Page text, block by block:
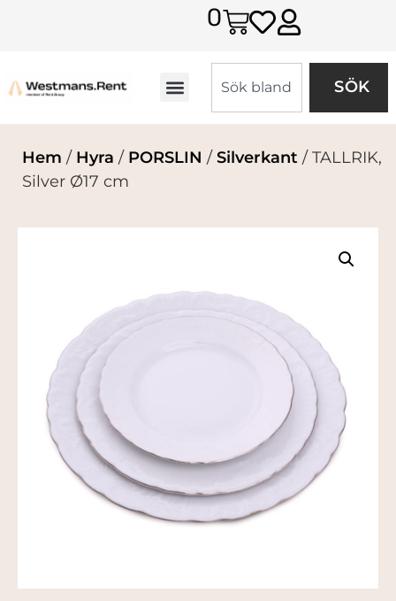
0
SÖK
Hem / Hyra / PORSLIN / Silverkant / TALLRIK,
Silver Ø17 cm